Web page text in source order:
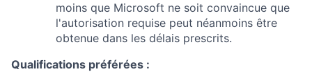
moins que Microsoft ne soit convaincue que
l'autorisation requise peut néanmoins être
obtenue dans les délais prescrits.
Qualifications préférées :